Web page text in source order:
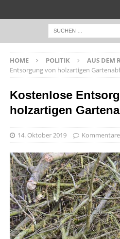
HOME POLITIK AUS DEM
Entsorgung von holzartigen
Kostenlose
holzartigen
14. Oktober 2019